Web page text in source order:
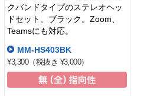
クバンドタイプのステレオヘッ
ドセット。ブラック。Zoom、
Teamsにも対応。
MM-HS403BK
¥3,300（税抜き ¥3,000）